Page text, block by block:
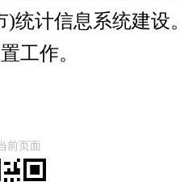
统计信息系统建设。
工作。
前页面